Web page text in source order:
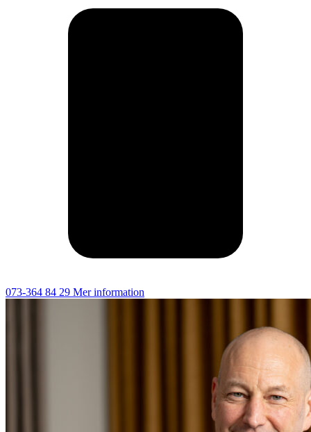
073-364 84 29 Mer information